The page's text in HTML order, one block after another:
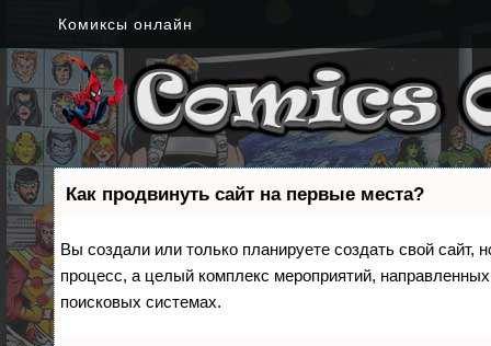
Комиксы онлайн
Как продвинуть сайт на первые места?
Вы создали или только планируете создать свой сайт,
процесс, а целый комплекс мероприятий,
поисковых системах.